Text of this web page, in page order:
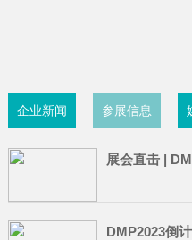
企业新闻 参展信息
展会直击 |
DMP2023倒